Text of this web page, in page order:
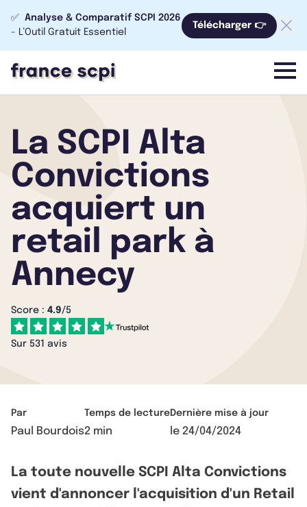
✅ Analyse & Comparatif SCPI 2026
- L’Outil Gratuit Essentiel
Télécharger 👉
menu
La SCPI Alta
Convictions
acquiert un
retail park à
Annecy
Score : 4.9/5
Sur 531 avis
Par
Paul Bourdois
Temps de lecture
2 min
Dernière mise à jour
le 24/04/2024
La toute nouvelle SCPI Alta Convictions
vient d'annoncer l'acquisition d'un Retail